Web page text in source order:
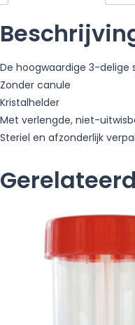
De hoogwaardige 3-delige
Zonder canule
Kristalhelder
Met verlengde, niet-
Steriel en afzonderlijk